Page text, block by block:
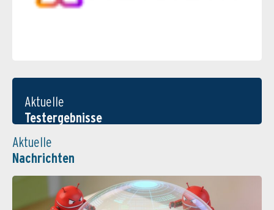
Aktuelle
Testergebnisse
Aktuelle
Nachrichten